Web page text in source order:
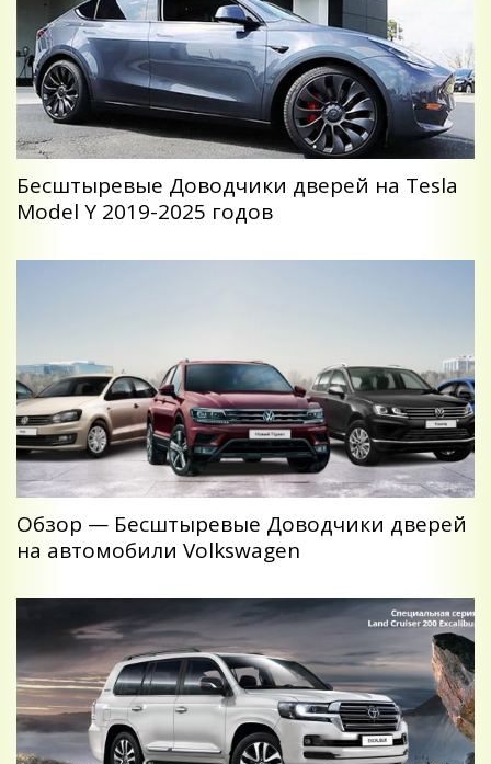
Беcштыревые Доводчики дверей на Tesla
Model Y 2019-2025 годов
Обзор — Беcштыревые Доводчики дверей
на автомобили Volkswagen